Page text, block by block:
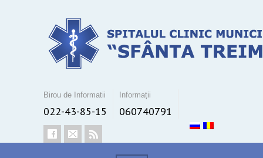
Birou de Informatii
022-43-85-15
Informații
060740791